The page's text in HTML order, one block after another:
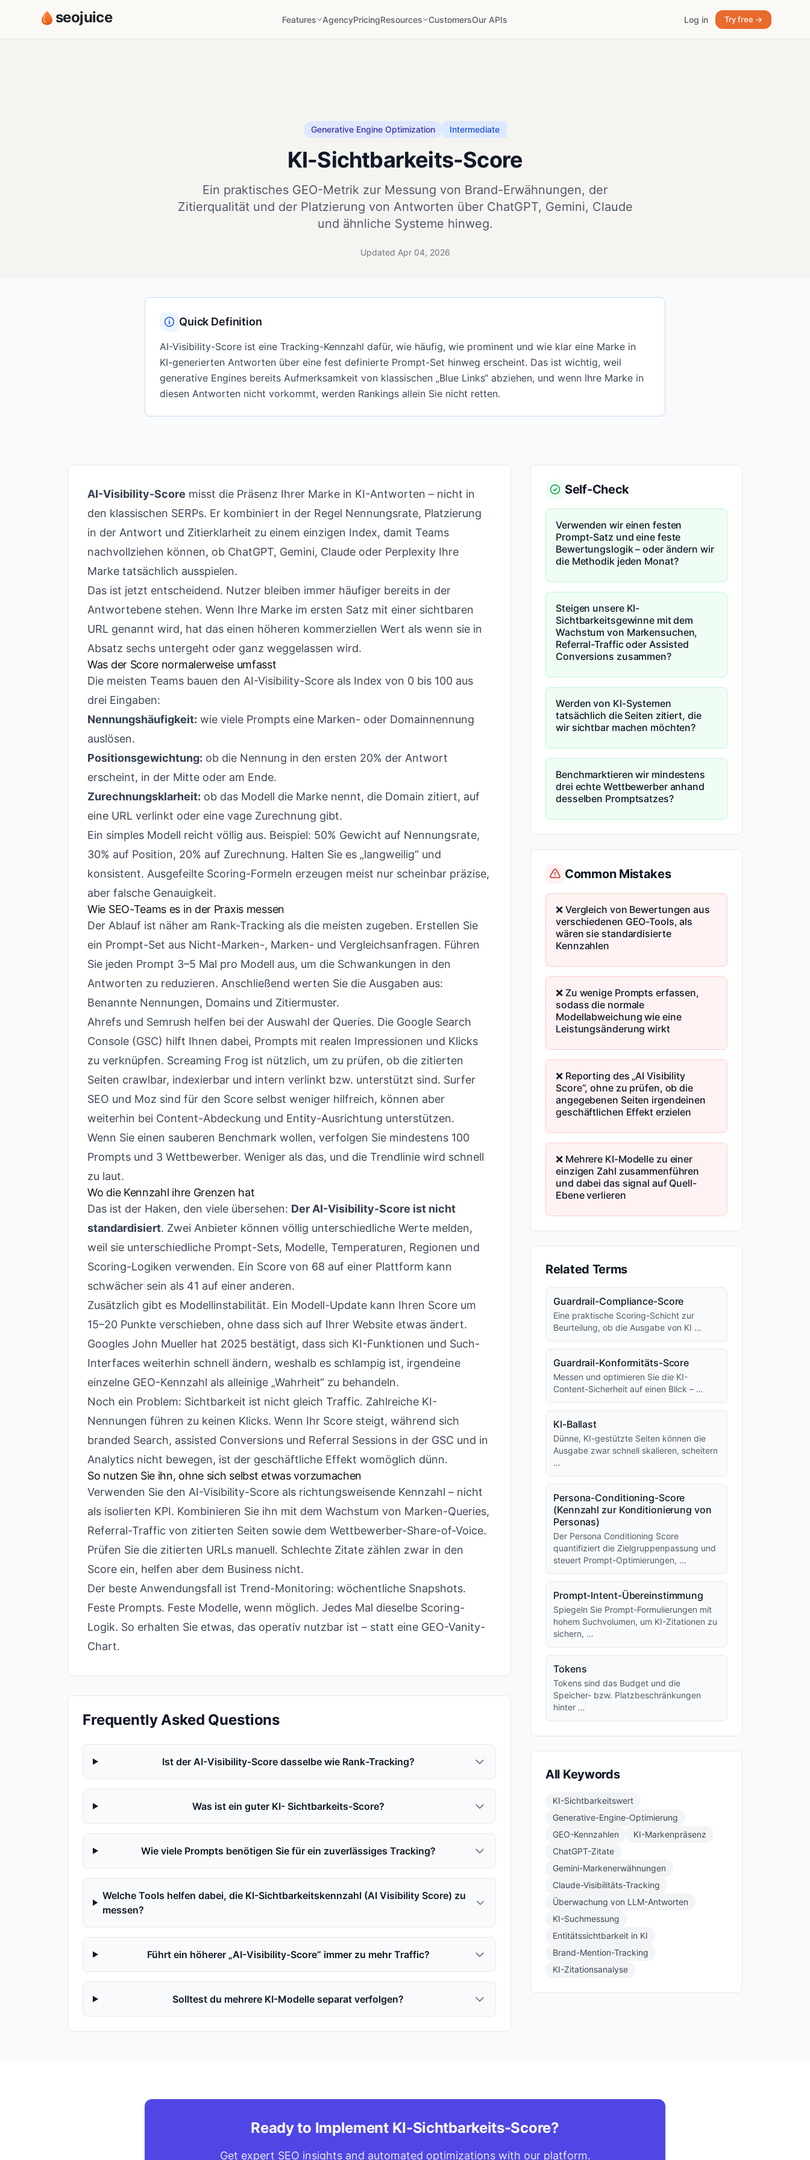
seojuice Features AgencyPricingResources CustomersOur APIs Log in Try free →
Generative Engine Optimization Intermediate
KI-Sichtbarkeits-Score
Ein praktisches GEO-Metrik zur Messung von Brand-Erwähnungen, der
Zitierqualität und der Platzierung von Antworten über ChatGPT, Gemini, Claude
und ähnliche Systeme hinweg.
Updated Apr 04, 2026
Quick Definition
AI-Visibility-Score ist eine Tracking-Kennzahl dafür, wie häufig, wie prominent und wie klar eine Marke in
KI-generierten Antworten über eine fest definierte Prompt-Set hinweg erscheint. Das ist wichtig, weil
generative Engines bereits Aufmerksamkeit von klassischen „Blue Links“ abziehen, und wenn Ihre Marke in
diesen Antworten nicht vorkommt, werden Rankings allein Sie nicht retten.
AI-Visibility-Score misst die Präsenz Ihrer Marke in KI-Antworten – nicht in
den klassischen SERPs. Er kombiniert in der Regel Nennungsrate, Platzierung
in der Antwort und Zitierklarheit zu einem einzigen Index, damit Teams
nachvollziehen können, ob ChatGPT, Gemini, Claude oder Perplexity Ihre
Marke tatsächlich ausspielen.
Das ist jetzt entscheidend. Nutzer bleiben immer häufiger bereits in der
Antwortebene stehen. Wenn Ihre Marke im ersten Satz mit einer sichtbaren
URL genannt wird, hat das einen höheren kommerziellen Wert als wenn sie in
Absatz sechs untergeht oder ganz weggelassen wird.
Was der Score normalerweise umfasst
Die meisten Teams bauen den AI-Visibility-Score als Index von 0 bis 100 aus
drei Eingaben:
Nennungshäufigkeit: wie viele Prompts eine Marken- oder Domainnennung
auslösen.
Positionsgewichtung: ob die Nennung in den ersten 20% der Antwort
erscheint, in der Mitte oder am Ende.
Zurechnungsklarheit: ob das Modell die Marke nennt, die Domain zitiert, auf
eine URL verlinkt oder eine vage Zurechnung gibt.
Ein simples Modell reicht völlig aus. Beispiel: 50% Gewicht auf Nennungsrate,
30% auf Position, 20% auf Zurechnung. Halten Sie es „langweilig“ und
konsistent. Ausgefeilte Scoring-Formeln erzeugen meist nur scheinbar präzise,
aber falsche Genauigkeit.
Wie SEO-Teams es in der Praxis messen
Der Ablauf ist näher am Rank-Tracking als die meisten zugeben. Erstellen Sie
ein Prompt-Set aus Nicht-Marken-, Marken- und Vergleichsanfragen. Führen
Sie jeden Prompt 3–5 Mal pro Modell aus, um die Schwankungen in den
Antworten zu reduzieren. Anschließend werten Sie die Ausgaben aus:
Benannte Nennungen, Domains und Zitiermuster.
Ahrefs und Semrush helfen bei der Auswahl der Queries. Die Google Search
Console (GSC) hilft Ihnen dabei, Prompts mit realen Impressionen und Klicks
zu verknüpfen. Screaming Frog ist nützlich, um zu prüfen, ob die zitierten
Seiten crawlbar, indexierbar und intern verlinkt bzw. unterstützt sind. Surfer
SEO und Moz sind für den Score selbst weniger hilfreich, können aber
weiterhin bei Content-Abdeckung und Entity-Ausrichtung unterstützen.
Wenn Sie einen sauberen Benchmark wollen, verfolgen Sie mindestens 100
Prompts und 3 Wettbewerber. Weniger als das, und die Trendlinie wird schnell
zu laut.
Wo die Kennzahl ihre Grenzen hat
Das ist der Haken, den viele übersehen: Der AI-Visibility-Score ist nicht
standardisiert. Zwei Anbieter können völlig unterschiedliche Werte melden,
weil sie unterschiedliche Prompt-Sets, Modelle, Temperaturen, Regionen und
Scoring-Logiken verwenden. Ein Score von 68 auf einer Plattform kann
schwächer sein als 41 auf einer anderen.
Zusätzlich gibt es Modellinstabilität. Ein Modell-Update kann Ihren Score um
15–20 Punkte verschieben, ohne dass sich auf Ihrer Website etwas ändert.
Googles John Mueller hat 2025 bestätigt, dass sich KI-Funktionen und Such-
Interfaces weiterhin schnell ändern, weshalb es schlampig ist, irgendeine
einzelne GEO-Kennzahl als alleinige „Wahrheit“ zu behandeln.
Noch ein Problem: Sichtbarkeit ist nicht gleich Traffic. Zahlreiche KI-
Nennungen führen zu keinen Klicks. Wenn Ihr Score steigt, während sich
branded Search, assisted Conversions und Referral Sessions in der GSC und in
Analytics nicht bewegen, ist der geschäftliche Effekt womöglich dünn.
So nutzen Sie ihn, ohne sich selbst etwas vorzumachen
Verwenden Sie den AI-Visibility-Score als richtungsweisende Kennzahl – nicht
als isolierten KPI. Kombinieren Sie ihn mit dem Wachstum von Marken-Queries,
Referral-Traffic von zitierten Seiten sowie dem Wettbewerber-Share-of-Voice.
Prüfen Sie die zitierten URLs manuell. Schlechte Zitate zählen zwar in den
Score ein, helfen aber dem Business nicht.
Der beste Anwendungsfall ist Trend-Monitoring: wöchentliche Snapshots.
Feste Prompts. Feste Modelle, wenn möglich. Jedes Mal dieselbe Scoring-
Logik. So erhalten Sie etwas, das operativ nutzbar ist – statt eine GEO-Vanity-
Chart.
Frequently Asked Questions
Ist der AI-Visibility-Score dasselbe wie Rank-Tracking?
Was ist ein guter KI- Sichtbarkeits-Score?
Wie viele Prompts benötigen Sie für ein zuverlässiges Tracking?
Welche Tools helfen dabei, die KI-Sichtbarkeitskennzahl (AI Visibility Score) zu
messen?
Führt ein höherer „AI-Visibility-Score“ immer zu mehr Traffic?
Solltest du mehrere KI-Modelle separat verfolgen?
Self-Check
Verwenden wir einen festen
Prompt-Satz und eine feste
Bewertungslogik – oder ändern wir
die Methodik jeden Monat?
Steigen unsere KI-
Sichtbarkeitsgewinne mit dem
Wachstum von Markensuchen,
Referral-Traffic oder Assisted
Conversions zusammen?
Werden von KI-Systemen
tatsächlich die Seiten zitiert, die
wir sichtbar machen möchten?
Benchmarktieren wir mindestens
drei echte Wettbewerber anhand
desselben Promptsatzes?
Common Mistakes
❌ Vergleich von Bewertungen aus
verschiedenen GEO-Tools, als
wären sie standardisierte
Kennzahlen
❌ Zu wenige Prompts erfassen,
sodass die normale
Modellabweichung wie eine
Leistungsänderung wirkt
❌ Reporting des „AI Visibility
Score“, ohne zu prüfen, ob die
angegebenen Seiten irgendeinen
geschäftlichen Effekt erzielen
❌ Mehrere KI-Modelle zu einer
einzigen Zahl zusammenführen
und dabei das signal auf Quell-
Ebene verlieren
Related Terms
Guardrail-Compliance-Score
Eine praktische Scoring-Schicht zur
Beurteilung, ob die Ausgabe von KI …
Guardrail-Konformitäts-Score
Messen und optimieren Sie die KI-
Content-Sicherheit auf einen Blick – …
KI-Ballast
Dünne, KI-gestützte Seiten können die
Ausgabe zwar schnell skalieren, scheitern
…
Persona-Conditioning-Score
(Kennzahl zur Konditionierung von
Personas)
Der Persona Conditioning Score
quantifiziert die Zielgruppenpassung und
steuert Prompt-Optimierungen, …
Prompt-Intent-Übereinstimmung
Spiegeln Sie Prompt-Formulierungen mit
hohem Suchvolumen, um KI-Zitationen zu
sichern, …
Tokens
Tokens sind das Budget und die
Speicher- bzw. Platzbeschränkungen
hinter …
All Keywords
KI-Sichtbarkeitswert
Generative-Engine-Optimierung
GEO-Kennzahlen
KI-Markenpräsenz
ChatGPT-Zitate
Gemini-Marken­erwähnungen
Claude-Visibilitäts-Tracking
Überwachung von LLM-Antworten
KI-Suchmessung
Entitätssichtbarkeit in KI
Brand-Mention-Tracking
KI-Zitationsanalyse
Ready to Implement KI-Sichtbarkeits-Score?
Get expert SEO insights and automated optimizations with our platform.